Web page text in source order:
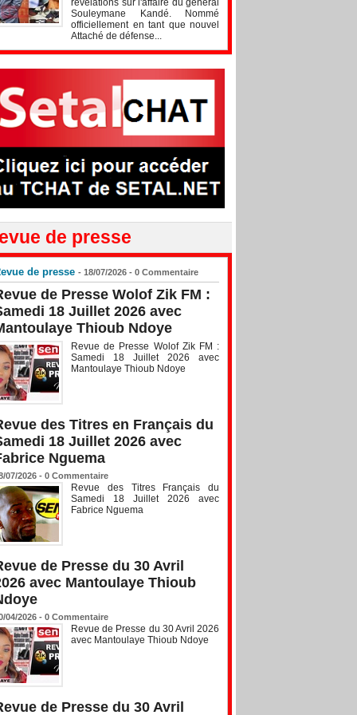
révélations sur l'affaire du général
Souleymane Kandé. Nommé
officiellement en tant que nouvel
Attaché de défense...
de presse
de presse - 18/07/2026 - 0 Commentaire
de Presse Wolof Zik FM :
18 Juillet 2026 avec
Thioub Ndoye
Revue de Presse Wolof Zik FM :
Samedi 18 Juillet 2026 avec
Mantoulaye Thioub Ndoye
des Titres en Français du
18 Juillet 2026 avec
Nguema
07/2026 - 0 Commentaire
Revue des Titres Français du
Samedi 18 Juillet 2026 avec
Fabrice Nguema
de Presse du 30 Avril
avec Mantoulaye Thioub
04/2026 - 0 Commentaire
Revue de Presse du 30 Avril 2026
avec Mantoulaye Thioub Ndoye
de Presse du 30 Avril